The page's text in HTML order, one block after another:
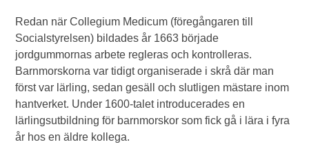
Redan när Collegium Medicum (föregångaren till
Socialstyrelsen) bildades år 1663 började
jordgummornas arbete regleras och kontrolleras.
Barnmorskorna var tidigt organiserade i skrå där man
först var lärling, sedan gesäll och slutligen mästare inom
hantverket. Under 1600-talet introducerades en
lärlingsutbildning för barnmorskor som fick gå i lära i fyra
år hos en äldre kollega.